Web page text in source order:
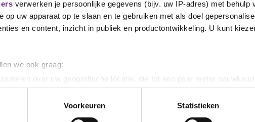
verwerken je persoonlijke gegevens (bijv. uw IP-adres) met behulp
op uw apparaat op te slaan en te gebruiken met als doel
en content, inzicht in publiek en productontwikkeling. U kunt
we ook graag:
over uw geografische locatie, die tot een paar meter
door het actief te scannen op specifieke eigenschappen
persoonlijke gegevens worden verwerkt en stel uw voorkeuren in het
wijzigen of intrekken in de Cookieverklaring.
Voorkeuren Statistieken
WPD
op
ruime...
Op maandag 26 januari is er voor de
vierde keer onderhandeld met...
Op